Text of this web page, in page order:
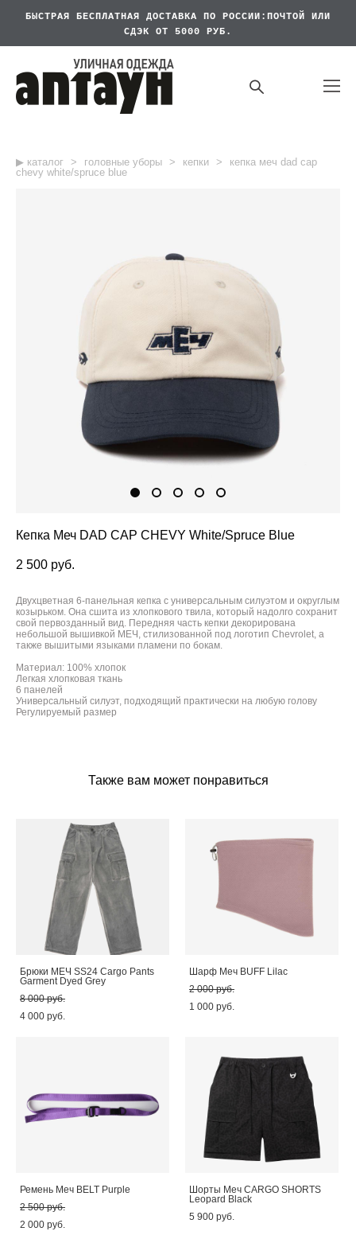
БЫСТРАЯ БЕСПЛАТНАЯ
ДОСТАВКА ПО РОССИИ:ПОЧТОЙ ИЛИ
СДЭК ОТ 5000 РУБ.
▶︎ каталог > головные уборы > кепки >
кепка меч dad cap
chevy white/spruce blue
Кепка Меч DAD CAP CHEVY White/Spruce Blue
2 500 pуб.
Двухцветная 6-панельная кепка с универсальным силуэтом и округлым
козырьком. Она сшита из хлопкового твила, который надолго сохранит
свой первозданный вид. Передняя часть кепки декорирована
небольшой вышивкой МЕЧ, стилизованной под логотип Chevrolet, а
также вышитыми языками пламени по бокам.
Материал: 100% хлопок
Легкая хлопковая ткань
6 панелей
Универсальный силуэт, подходящий практически на любую голову
Регулируемый размер
Также вам может понравиться
Брюки МЕЧ SS24 Cargo Pants
Garment Dyed Grey
8 000 pуб.
4 000 pуб.
Шарф Меч BUFF Lilac
2 000 pуб.
1 000 pуб.
Ремень Меч BELT Purple
2 500 pуб.
2 000 pуб.
Шорты Меч CARGO SHORTS
Leopard Black
5 900 pуб.